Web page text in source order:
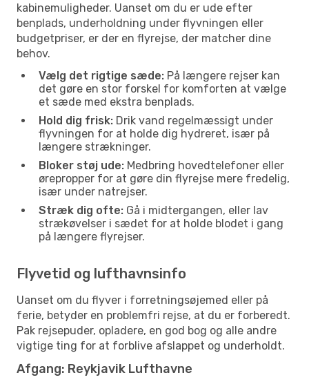
kabinemuligheder. Uanset om du er ude efter
benplads, underholdning under flyvningen eller
budgetpriser, er der en flyrejse, der matcher dine
behov.
Vælg det rigtige sæde: På længere rejser kan
det gøre en stor forskel for komforten at vælge
et sæde med ekstra benplads.
Hold dig frisk: Drik vand regelmæssigt under
flyvningen for at holde dig hydreret, især på
længere strækninger.
Bloker støj ude: Medbring hovedtelefoner eller
ørepropper for at gøre din flyrejse mere fredelig,
især under natrejser.
Stræk dig ofte: Gå i midtergangen, eller lav
strækøvelser i sædet for at holde blodet i gang
på længere flyrejser.
Flyvetid og lufthavnsinfo
Uanset om du flyver i forretningsøjemed eller på
ferie, betyder en problemfri rejse, at du er forberedt.
Pak rejsepuder, opladere, en god bog og alle andre
vigtige ting for at forblive afslappet og underholdt.
Afgang: Reykjavik Lufthavne